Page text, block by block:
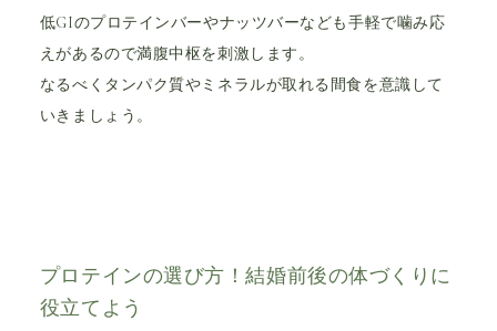
低GIのプロテインバーやナッツバーなども手軽で噛み応
えがあるので満腹中枢を刺激します。
なるべくタンパク質やミネラルが取れる間食を意識して
いきましょう。
プロテインの選び方！結婚前後の体づくりに
役立てよう